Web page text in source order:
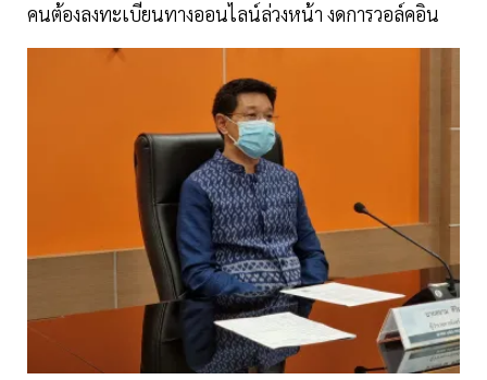
คนต้องลงทะเบียนทางออนไลน์ล่วงหน้า งดการวอล์คอิน